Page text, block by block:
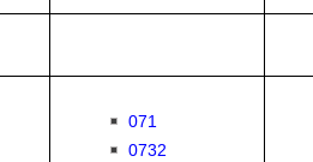
071
0732